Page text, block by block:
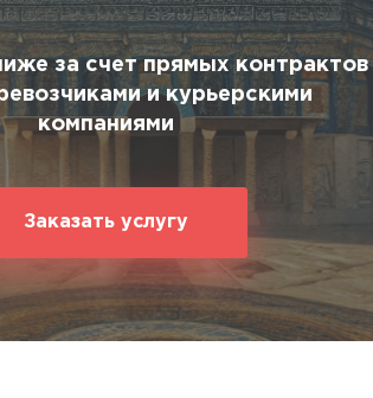
за счет прямых контрактов
и курьерскими
компаниями
Заказать услугу